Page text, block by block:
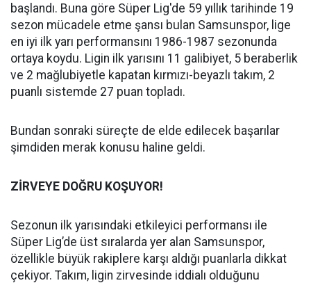
başlandı. Buna göre Süper Lig'de 59 yıllık tarihinde 19
sezon mücadele etme şansı bulan Samsunspor, lige
en iyi ilk yarı performansını 1986-1987 sezonunda
ortaya koydu. Ligin ilk yarısını 11 galibiyet, 5 beraberlik
ve 2 mağlubiyetle kapatan kırmızı-beyazlı takım, 2
puanlı sistemde 27 puan topladı.
Bundan sonraki süreçte de elde edilecek başarılar
şimdiden merak konusu haline geldi.
ZİRVEYE DOĞRU KOŞUYOR!
Sezonun ilk yarısındaki etkileyici performansı ile
Süper Lig’de üst sıralarda yer alan Samsunspor,
özellikle büyük rakiplere karşı aldığı puanlarla dikkat
çekiyor. Takım, ligin zirvesinde iddialı olduğunu